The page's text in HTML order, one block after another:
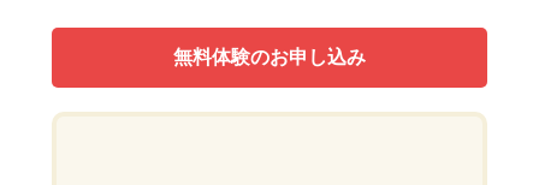
無料体験のお申し込み